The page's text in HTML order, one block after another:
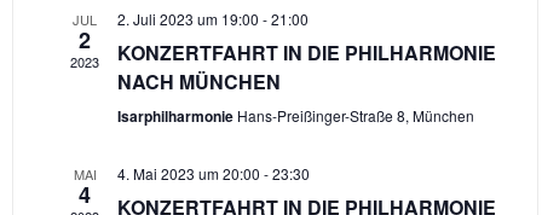
JUL
2
2023
2. Juli 2023 um 19:00 -21:00
KONZERTFAHRT IN DIE PHILHARMONIE
NACH MÜNCHEN
Isarphilharmonie Hans-Preißinger-Straße 8, München
MAI
4
4. Mai 2023 um 20:00 -23:30
KONZERTFAHRT IN DIE PHILHARMONIE